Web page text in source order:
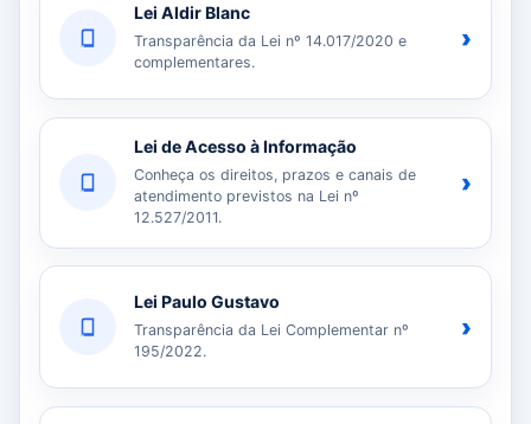
Lei Aldir Blanc
Transparência da Lei nº 14.017/2020 e
complementares.
›
Lei de Acesso à Informação
Conheça os direitos, prazos e canais de
atendimento previstos na Lei nº
12.527/2011.
›
Lei Paulo Gustavo
Transparência da Lei Complementar nº
195/2022.
›